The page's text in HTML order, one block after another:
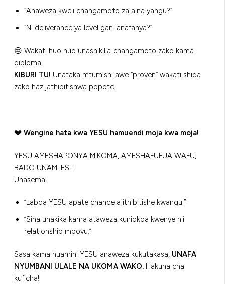
“Anaweza kweli changamoto za aina yangu?”
“Ni deliverance ya level gani anafanya?”
😒 Wakati huo huo unashikilia changamoto zako kama
diploma!
KIBURI TU! Unataka mtumishi awe “proven” wakati shida
zako hazijathibitishwa popote.
💔 Wengine hata kwa YESU hamuendi moja kwa moja!
YESU AMESHAPONYA MIKOMA, AMESHAFUFUA WAFU,
BADO UNAMTEST.
Unasema:
“Labda YESU apate chance ajithibitishe kwangu.”
“Sina uhakika kama ataweza kuniokoa kwenye hii
relationship mbovu.”
Sasa kama huamini YESU anaweza kukutakasa, UNAFA
NYUMBANI ULALE NA UKOMA WAKO. Hakuna cha
kuficha!